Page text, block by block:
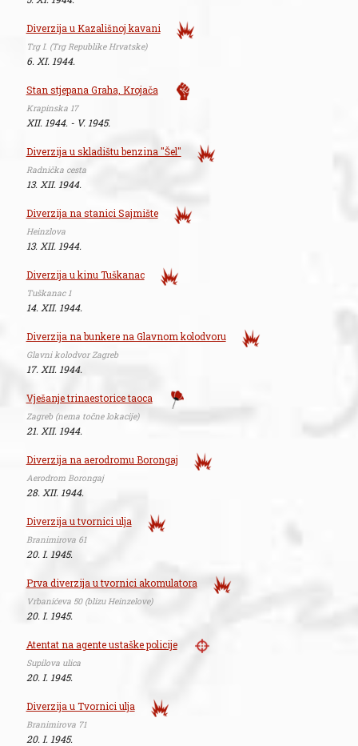
Diverzija u Kazališnoj kavani
Trg I. (Trg Republike Hrvatske)
6. XI. 1944.
Stan stjepana Graha, Krojača
Krapinska 17
XII. 1944. - V. 1945.
Diverzija u skladištu benzina "Šel"
Radnička cesta
13. XII. 1944.
Diverzija na stanici Sajmište
Heinzlova
13. XII. 1944.
Diverzija u kinu Tuškanac
Tuškanac 1
14. XII. 1944.
Diverzija na bunkere na Glavnom kolodvoru
Glavni kolodvor Zagreb
17. XII. 1944.
Vješanje trinaestorice taoca
Zagreb (nema točne lokacije)
21. XII. 1944.
Diverzija na aerodromu Borongaj
Aerodrom Borongaj
28. XII. 1944.
Diverzija u tvornici ulja
Branimirova 61
20. I. 1945.
Prva diverzija u tvornici akomulatora
Vrbanićeva 50 (blizu Heinzelove)
20. I. 1945.
Atentat na agente ustaške policije
Supilova ulica
20. I. 1945.
Diverzija u Tvornici ulja
Branimirova 71
20. I. 1945.